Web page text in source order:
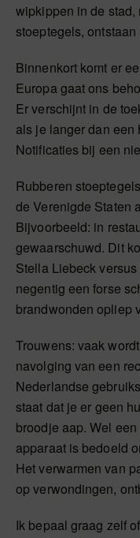
wipkippen in de stad,
stoeptegels,
Binnenkort komt er
Europa gaat ons
Er verschijnt in de
als je langer dan een
Notificaties bij een
Rubberen
de Verenigde Staten
Bijvoorbeeld: in
gewaarschuwd. Dit
Stella Liebeck
negentig een forse
brandwonden opliep
Trouwens: vaak
navolging van een
Nederlandse
staat dat je er geen
broodje aap. Wel
apparaat is bedoeld
Het verwarmen van
op verwondingen,
Ik bepaal graag zelf